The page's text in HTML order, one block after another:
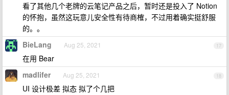
看了其他几个老牌的云笔记产品之后，暂时还是投入了 Notion
的怀抱，虽然这玩意儿安全性有待商榷，不过用着确实挺舒服
的。。
17
BieLang Aug 25, 2021
在用 Bear
18
madlifer Aug 25, 2021
UI 设计极差 拟态 拟了个几把